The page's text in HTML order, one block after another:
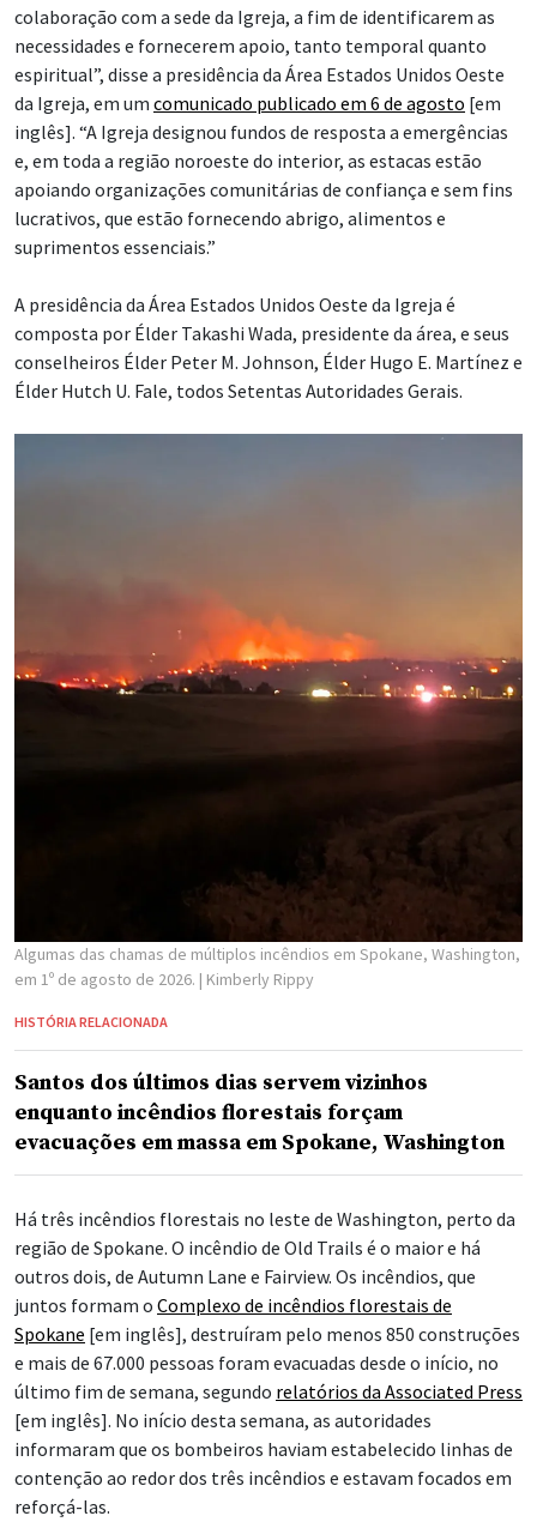
colaboração com a sede da Igreja, a fim de identificarem as
necessidades e fornecerem apoio, tanto temporal quanto
espiritual”, disse a presidência da Área Estados Unidos Oeste
da Igreja, em um comunicado publicado em 6 de agosto [em
inglês]. “A Igreja designou fundos de resposta a emergências
e, em toda a região noroeste do interior, as estacas estão
apoiando organizações comunitárias de confiança e sem fins
lucrativos, que estão fornecendo abrigo, alimentos e
suprimentos essenciais.”
A presidência da Área Estados Unidos Oeste da Igreja é
composta por Élder Takashi Wada, presidente da área, e seus
conselheiros Élder Peter M. Johnson, Élder Hugo E. Martínez e
Élder Hutch U. Fale, todos Setentas Autoridades Gerais.
Algumas das chamas de múltiplos incêndios em Spokane, Washington,
em 1º de agosto de 2026. | Kimberly Rippy
HISTÓRIA RELACIONADA
Santos dos últimos dias servem vizinhos
enquanto incêndios florestais forçam
evacuações em massa em Spokane, Washington
Há três incêndios florestais no leste de Washington, perto da
região de Spokane. O incêndio de Old Trails é o maior e há
outros dois, de Autumn Lane e Fairview. Os incêndios, que
juntos formam o Complexo de incêndios florestais de
Spokane [em inglês], destruíram pelo menos 850 construções
e mais de 67.000 pessoas foram evacuadas desde o início, no
último fim de semana, segundo relatórios da Associated Press
[em inglês]. No início desta semana, as autoridades
informaram que os bombeiros haviam estabelecido linhas de
contenção ao redor dos três incêndios e estavam focados em
reforçá-las.